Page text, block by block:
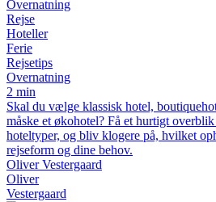
Overnatning
Rejse
Hoteller
Ferie
Rejsetips
Overnatning
2 min
Skal du vælge klassisk hotel,
måske et økohotel? Få et hurtigt
hoteltyper, og bliv klogere på, hvilket
rejseform og dine behov.
Oliver Vestergaard
Oliver
Vestergaard